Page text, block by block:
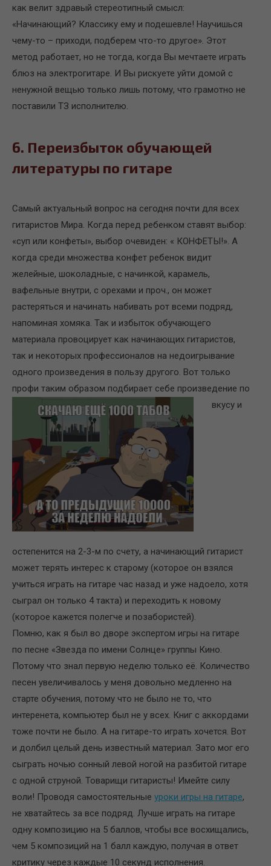
как велит здравый стереотипный смысл:
«Начинающий? Классику ему и подешевле! Научишься
чему-то – приходи, подберем что-то другое». Этот
метод работает, но не тогда, когда Вы мечтаете играть
блюз на электрогитаре. И Вы рискуете уйти домой с
ненужной вещью только лишь потому, что грамотно не
поставили ТЗ исполнителю.
6. Переизбыток обучающей
литературы по гитаре
Самый актуальный вопрос на сегодня почти для всех
гитаристов Мира. Когда перед ребенком ставят выбор:
«суп или конфеты», выбор очевиден: « КОНФЕТЫ!». А
когда среди множества конфет ребенок видит
желейные, шоколадные, с начинкой, карамель,
вафельные внутри, с орехами и проч., он может
растеряться и начинать набивать рот всеми подряд,
напоминая хомяка. Так и избыток обучающего
материала провоцирует как начинающих гитаристов,
так и некоторых профессионалов на недоигрывание
одного произведения в пользу другого. Вот только
профи таким образом подбирает себе произведение по
вкусу и
остепенится на 2-3-м по счету, а начинающий гитарист
может терять интерес к старому (которое он взялся
учиться играть на гитаре час назад и уже надоело, хотя
сыграл он только 4 такта) и переходить к новому
(которое кажется полегче и позабористей).
Помню, как я был во дворе экспертом игры на гитаре
по песне «Звезда по имени Солнце» группы Кино.
Потому что знал первую неделю только её. Количество
песен увеличивалось у меня довольно медленно на
старте обучения, потому что не было не то, что
интеренета, компьютер был не у всех. Книг с аккордами
тоже почти не было. А на гитаре-то играть хочется. Вот
и долбил целый день известный материал. Зато мог его
сыграть ночью сонный левой ногой на разбитой гитаре
с одной струной. Товарищи гитаристы! Имейте силу
воли! Проводя самостоятельные уроки игры на гитаре,
не хватайтесь за все подряд. Лучше играть на гитаре
одну композицию на 5 баллов, чтобы все восхищались,
чем 5 композиций на 1 балл каждую, получая в ответ
критику через каждые 10 секунд исполнения.